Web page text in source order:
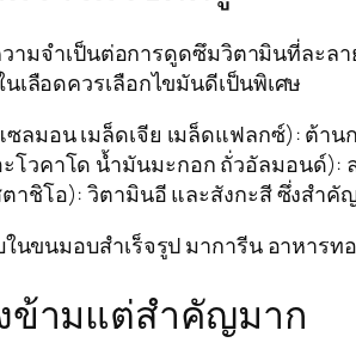
มจำเป็นต่อการดูดซึมวิตามินที่ละลา
ลือดควรเลือกไขมันดีเป็นพิเศษ
ลมอน เมล็ดเจีย เมล็ดแฟลกซ์): ต้าน
โวคาโด น้ำมันมะกอก ถั่วอัลมอนด์): ล
าชิโอ): วิตามินอี และสังกะสี ซึ่งสำ
นขนมอบสำเร็จรูป มาการีน อาหาร
ข้ามแต่สำคัญมาก